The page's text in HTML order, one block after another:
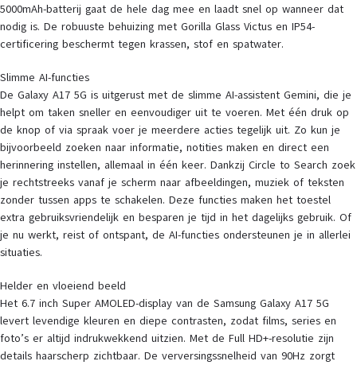
5000mAh-batterij gaat de hele dag mee en laadt snel op wanneer dat
nodig is. De robuuste behuizing met Gorilla Glass Victus en IP54-
certificering beschermt tegen krassen, stof en spatwater.
Slimme AI-functies
De Galaxy A17 5G is uitgerust met de slimme AI-assistent Gemini, die je
helpt om taken sneller en eenvoudiger uit te voeren. Met één druk op
de knop of via spraak voer je meerdere acties tegelijk uit. Zo kun je
bijvoorbeeld zoeken naar informatie, notities maken en direct een
herinnering instellen, allemaal in één keer. Dankzij Circle to Search zoek
je rechtstreeks vanaf je scherm naar afbeeldingen, muziek of teksten
zonder tussen apps te schakelen. Deze functies maken het toestel
extra gebruiksvriendelijk en besparen je tijd in het dagelijks gebruik. Of
je nu werkt, reist of ontspant, de AI-functies ondersteunen je in allerlei
situaties.
Helder en vloeiend beeld
Het 6.7 inch Super AMOLED-display van de Samsung Galaxy A17 5G
levert levendige kleuren en diepe contrasten, zodat films, series en
foto’s er altijd indrukwekkend uitzien. Met de Full HD+-resolutie zijn
details haarscherp zichtbaar. De verversingssnelheid van 90Hz zorgt